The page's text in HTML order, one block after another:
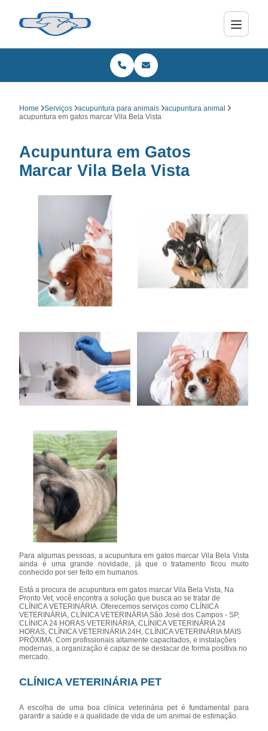
Home Serviços acupuntura para animais
acupuntura animal
acupuntura em gatos marcar Vila Bela Vista
Acupuntura em Gatos
Marcar Vila Bela Vista
Para algumas pessoas, a acupuntura em gatos marcar Vila Bela Vista
ainda é uma grande novidade, já que o tratamento ficou muito
conhecido por ser feito em humanos.
Está a procura de acupuntura em gatos marcar Vila Bela Vista, Na
Pronto Vet, você encontra a solução que busca ao se tratar de
CLÍNICA VETERINÁRIA. Oferecemos serviços como CLÍNICA
VETERINÁRIA, CLÍNICA VETERINÁRIA São José dos Campos - SP,
CLÍNICA 24 HORAS VETERINÁRIA, CLÍNICA VETERINÁRIA 24
HORAS, CLÍNICA VETERINÁRIA 24H, CLÍNICA VETERINÁRIA MAIS
PRÓXIMA. Com profissionais altamente capacitados, e instalações
modernas, a organização é capaz de se destacar de forma positiva no
mercado.
CLÍNICA VETERINÁRIA PET
A escolha de uma boa clínica veterinária pet é fundamental para
garantir a saúde e a qualidade de vida de um animal de estimação.